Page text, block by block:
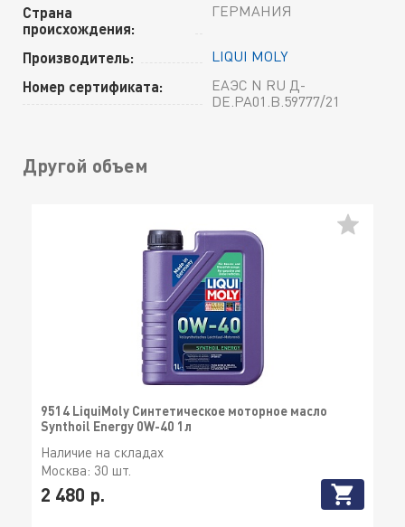
Страна
происхождения:
ГЕРМАНИЯ
Производитель: LIQUI MOLY
Номер сертификата:
ЕАЭС N RU Д-
DE.РА01.В.59777/21
Другой объем
9514 LiquiMoly Синтетическое моторное масло
Synthoil Energy 0W-40 1л
Наличие на складах
Москва: 30 шт.
2 480 р.